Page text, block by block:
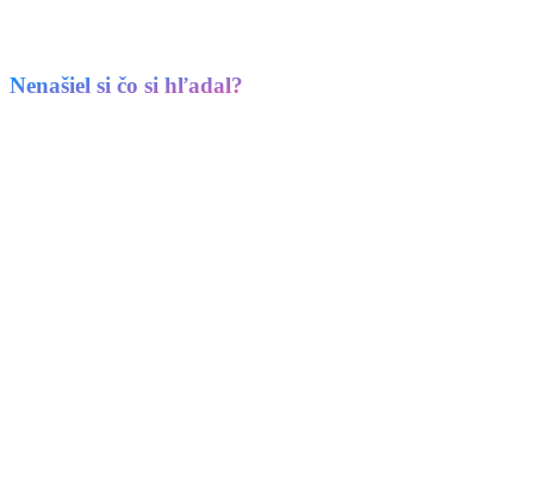
Nenašiel si čo si hľadal?